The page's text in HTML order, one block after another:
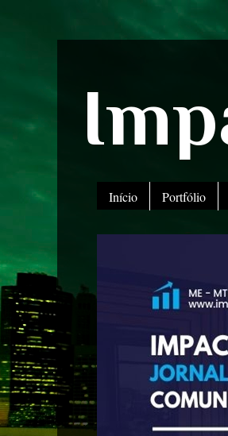
Início Portfólio